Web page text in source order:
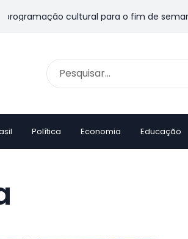
cultural para o fim de semana
Política Economia Educação